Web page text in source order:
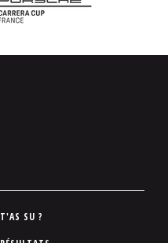
T'AS SU ?